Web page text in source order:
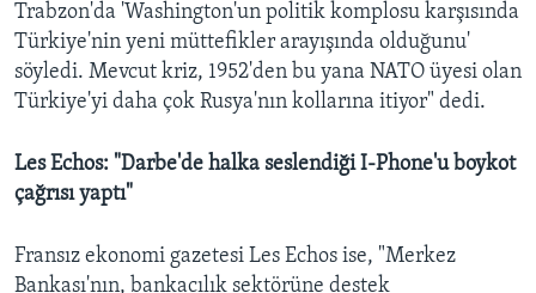
Trabzon'da 'Washington'un politik komplosu karşısında
Türkiye'nin yeni müttefikler arayışında olduğunu'
söyledi. Mevcut kriz, 1952'den bu yana NATO üyesi olan
Türkiye'yi daha çok Rusya'nın kollarına itiyor" dedi.
Les Echos: "Darbe'de halka seslendiği I-Phone'u boykot
çağrısı yaptı"
Fransız ekonomi gazetesi Les Echos ise, "Merkez
Bankası'nın, bankacılık sektörüne destek